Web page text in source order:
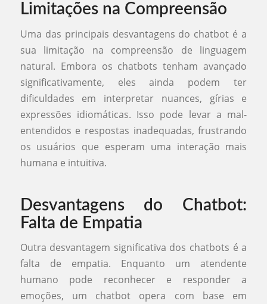
Limitações na Compreensão
Uma das principais desvantagens do chatbot é a
sua limitação na compreensão de linguagem
natural. Embora os chatbots tenham avançado
significativamente, eles ainda podem ter
dificuldades em interpretar nuances, gírias e
expressões idiomáticas. Isso pode levar a mal-
entendidos e respostas inadequadas, frustrando
os usuários que esperam uma interação mais
humana e intuitiva.
Desvantagens do Chatbot:
Falta de Empatia
Outra desvantagem significativa dos chatbots é a
falta de empatia. Enquanto um atendente
humano pode reconhecer e responder a
emoções, um chatbot opera com base em